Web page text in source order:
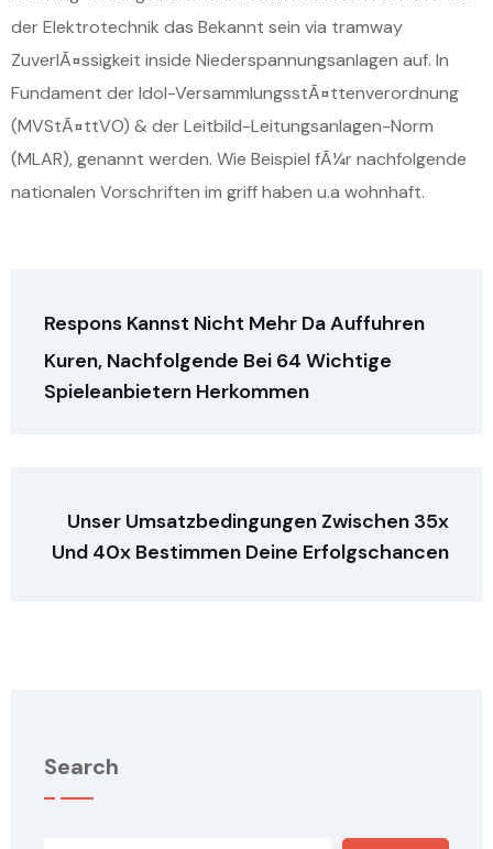
der Elektrotechnik das Bekannt sein via tramway
ZuverlÃ¤ssigkeit inside Niederspannungsanlagen auf. In
Fundament der Idol-VersammlungsstÃ¤ttenverordnung
(MVStÃ¤ttVO) & der Leitbild-Leitungsanlagen-Norm
(MLAR), genannt werden. Wie Beispiel fÃ¼r nachfolgende
nationalen Vorschriften im griff haben u.a wohnhaft.
Respons Kannst Nicht Mehr Da Auffuhren
Kuren, Nachfolgende Bei 64 Wichtige
Spieleanbietern Herkommen
Unser Umsatzbedingungen Zwischen 35x
Und 40x Bestimmen Deine Erfolgschancen
Search